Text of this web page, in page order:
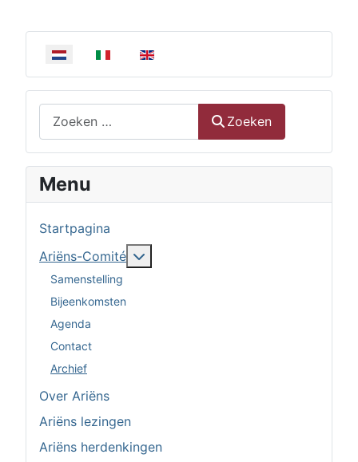
Selecteer de taal
Zoeken
Menu
Startpagina
Ariëns-Comité
Samenstelling
Bijeenkomsten
Agenda
Contact
Archief
Over Ariëns
Ariëns lezingen
Ariëns herdenkingen